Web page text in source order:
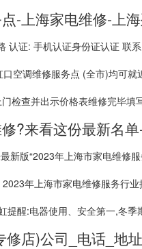
-上海家电维修-上
认证: 手机认证身份证认证 联
空调维修服务点 (全市)均可
检查并出示价格表维修完毕填
?来看这份最新名
新版“2023年上海市家电维修
年上海市家电维修服务行
提醒:电器使用、安全第一,冬季
店)公司_电话_地